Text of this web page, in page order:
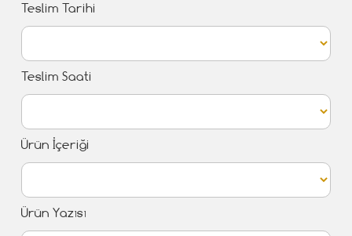
Teslim Tarihi
Teslim Saati
Ürün İçeriği
Ürün Yazısı